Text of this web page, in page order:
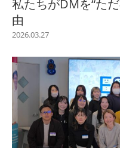
私たちがDMを“た
由
2026.03.27